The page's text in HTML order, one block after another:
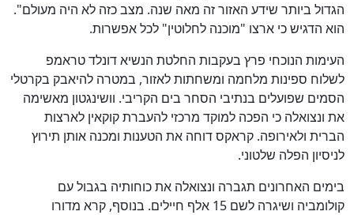
הגדול ביותר שידע האזור זה מאה שנה. מצב כזה לא היה מעולם".
הוא הדגיש כי ארצו "מוכנה לחלוטין" לכל אפשרות.
העימות הנוכחי פרץ בעקבות החלטת הנשיא דונלד טראמפ
לשלוח ספינות מלחמה ומשחתות לאזור, במטרה להיאבק בקרטלי
הסמים שפועלים בנתיבי הסחר בים הקריבי. וושינגטון מאשימה
את ונצואלה כי הפכה למוקד מרכזי להעברת קוקאין לארצות
הברית ולאירופה. קראקס דוחה את הטענות ומכנה אותן תירוץ
לניסיון הפלה שלטוני.
בימים האחרונים תגברה ונצואלה את כוחותיה בגבול עם
קולומביה ושיגרה לשם 15 אלף חיילים. בנוסף, קרא מדורו